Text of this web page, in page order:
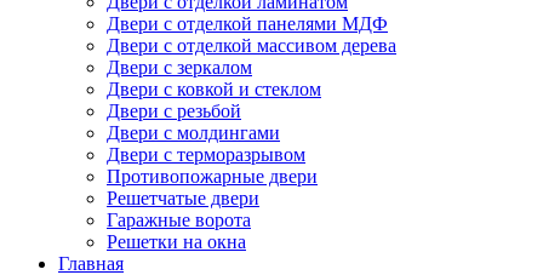
Двери с отделкой панелями МДФ
Двери с отделкой массивом дерева
Двери с зеркалом
Двери с ковкой и стеклом
Двери с резьбой
Двери с молдингами
Двери с терморазрывом
Противопожарные двери
Решетчатые двери
Гаражные ворота
Решетки на окна
Главная